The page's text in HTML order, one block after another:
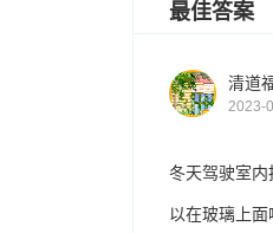
最佳答案
清道
2023-
冬天驾驶室
以在玻璃上面